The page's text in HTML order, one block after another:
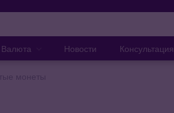
Валюта Новости Консультация